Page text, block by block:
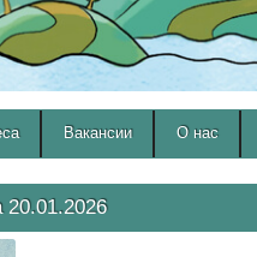
Вакансии О нас